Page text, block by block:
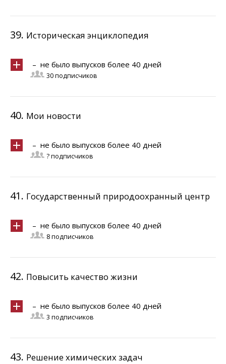
39. Историческая энциклопедия
– не было выпусков более 40 дней
30 подписчиков
40. Мои новости
– не было выпусков более 40 дней
? подписчиков
41. Государственный природоохранный центр
– не было выпусков более 40 дней
8 подписчиков
42. Повысить качество жизни
– не было выпусков более 40 дней
3 подписчиков
43. Решение химических задач